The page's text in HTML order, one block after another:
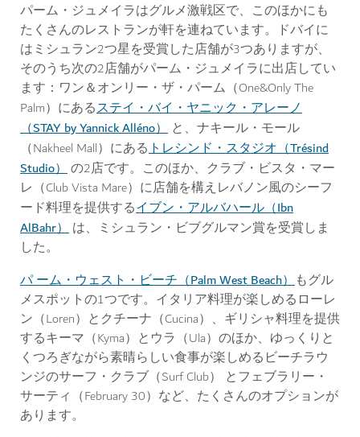
パーム・ジュメイラはグルメ激戦区で、このほかにも
たくさんのレストランが軒を連ねています。ドバイに
はミシュラン2つ星を受賞した店舗が3つありますが、
そのうち次の2店舗がパーム・ジュメイラに出店してい
ます：ワン＆オンリー・ザ・パーム（One&Only The
Palm）にあるステイ・バイ・ヤニック・アレーノ
（STAY by Yannick Alléno） と、ナキール・モール
（Nakheel Mall）にあるトレシンド・スタジオ（Trésind
Studio）の2店です。このほか、クラブ・ビスタ・マー
レ（Club Vista Mare）に店舗を構えレバノン風のシーフ
ード料理を提供するイブン・アルバハール（Ibn
AlBahr） は、ミシュラン・ビブグルマン賞を受賞しま
した。
パ ーム・ウェスト・ビーチ（Palm West Beach）もグル
メスポットの1つです。イタリア料理が楽しめるローレ
ン（Loren）とクチーナ（Cucina）、ギリシャ料理を提供
するキーマ（Kyma）とウラ（Ula）のほか、ゆっくりと
くつろぎながら素晴らしい食事が楽しめるビーチラウ
ンジのサーフ・クラブ（Surf Club） とフェブラリー・
サーティ（February 30）など、たくさんのオプションが
あります。